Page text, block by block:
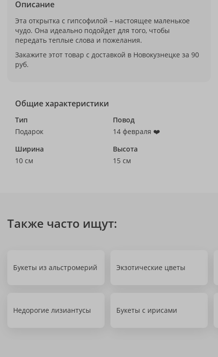
Описание
Эта открытка с гипсофилой – настоящее маленькое
чудо. Она идеально подойдет для того, чтобы
передать теплые слова и пожелания.
Закажите этот товар с доставкой в Новокузнецке за 90
руб.
Общие характеристики
Тип
Подарок
Повод
14 февраля ❤️
Ширина
10 см
Высота
15 см
Также часто ищут:
Букеты из альстромерий Экзотические цветы
Недорогие лизиантусы Букеты с ирисами